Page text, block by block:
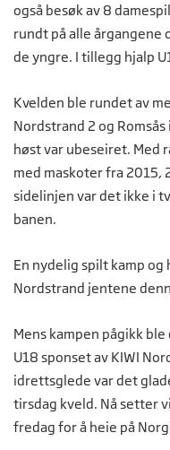
også besøk av 8
rundt på alle årgangene
de yngre. I tillegg hjalp
Kvelden ble rundet av
Nordstrand 2 og
høst var ubeseiret. Med
med maskoter fra 2015,
sidelinjen var det ikke i
banen.
En nydelig spilt kamp
Nordstrand jentene
Mens kampen pågikk
U18 sponset av KIWI
idrettsglede var det
tirsdag kveld. Nå setter
fredag for å heie på